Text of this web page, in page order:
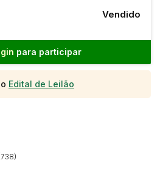
Vendido
para participar
Edital de Leilão